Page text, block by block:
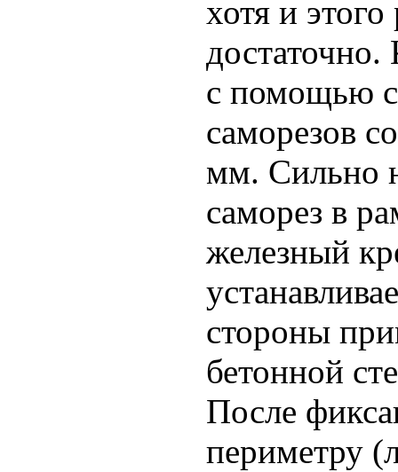
хотя и этого
достаточно.
с помощью
саморезов
мм. Сильно
саморез в
железный
стороны
бетонной
После
периметру